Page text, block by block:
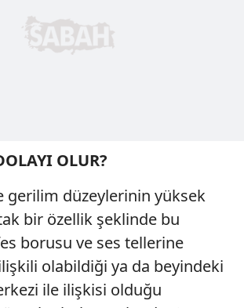
OLUR?
gerilim düzeylerinin yüksek
bir özellik şeklinde bu
borusu ve ses tellerine
olabildiği ya da beyindeki
ile ilişkisi olduğu